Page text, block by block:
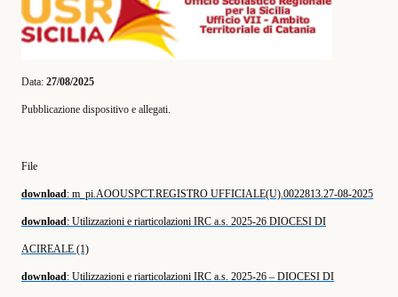
Data: 27/08/2025
Pubblicazione dispositivo e allegati.
File
download: m_pi.AOOUSPCT.REGISTRO UFFICIALE(U).0022813.27-08-2025
download: Utilizzazioni e riarticolazioni IRC a.s. 2025-26 DIOCESI DI
ACIREALE (1)
download: Utilizzazioni e riarticolazioni IRC a.s. 2025-26 – DIOCESI DI